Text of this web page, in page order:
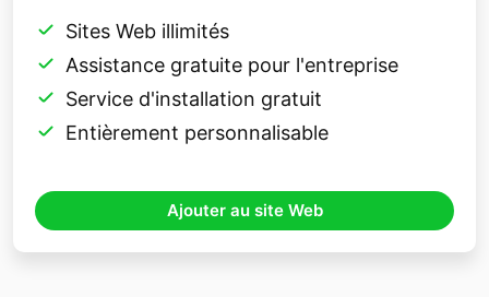
Sites Web illimités
Assistance gratuite pour l'entreprise
Service d'installation gratuit
Entièrement personnalisable
Ajouter au site Web